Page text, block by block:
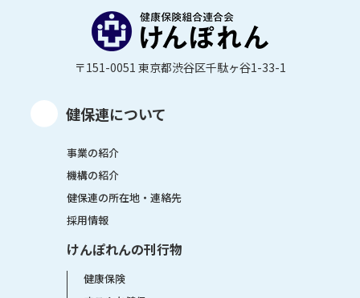
〒151-0051 東京都渋谷区千駄ヶ谷1-33-1
健保連について
事業の紹介
機構の紹介
健保連の所在地・連絡先
採用情報
けんぽれんの刊行物
健康保険